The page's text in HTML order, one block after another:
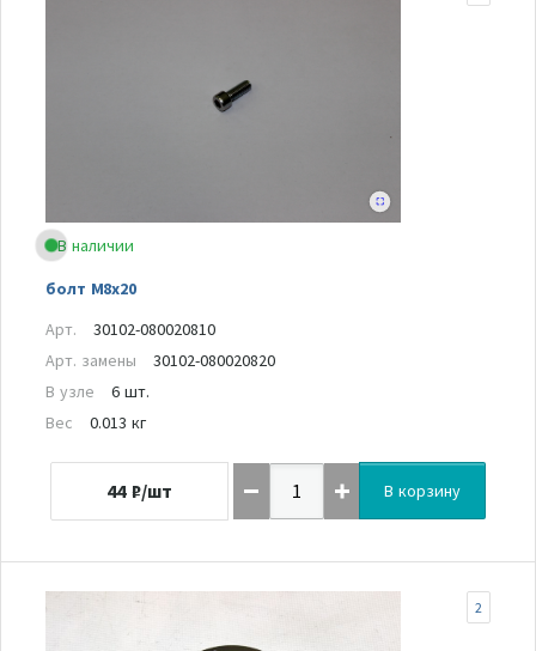
В наличии
болт M8x20
Арт.
30102-080020810
Арт. замены
30102-080020820
В узле
6 шт.
Вес
0.013 кг
44 ₽/шт В корзину
2